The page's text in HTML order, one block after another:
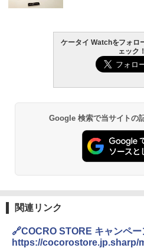
ケータイ Watchをフォロ
ェック！
Google 検索で当サイトの
関連リンク
🔗COCRO STORE キャンペー
https://cocorostore.jp.sharp/